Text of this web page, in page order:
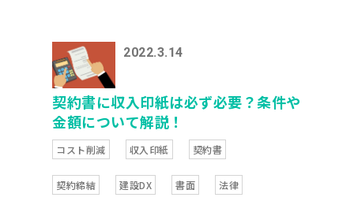
2022.3.14
契約書に収入印紙は必ず必要？条件や
金額について解説！
コスト削減 収入印紙 契約書
契約締結 建設DX 書面 法律